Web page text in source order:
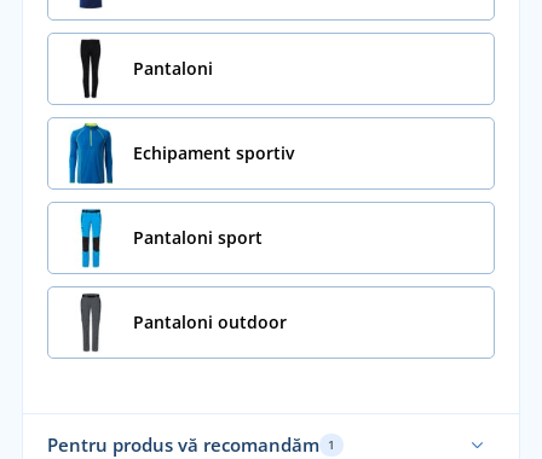
Pantaloni
Echipament sportiv
Pantaloni sport
Pantaloni outdoor
Pentru produs vă recomandăm 1